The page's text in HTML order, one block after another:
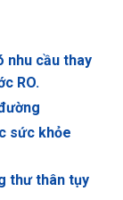
nhu cầu thay
RO.
sức khỏe
thư thân tụy